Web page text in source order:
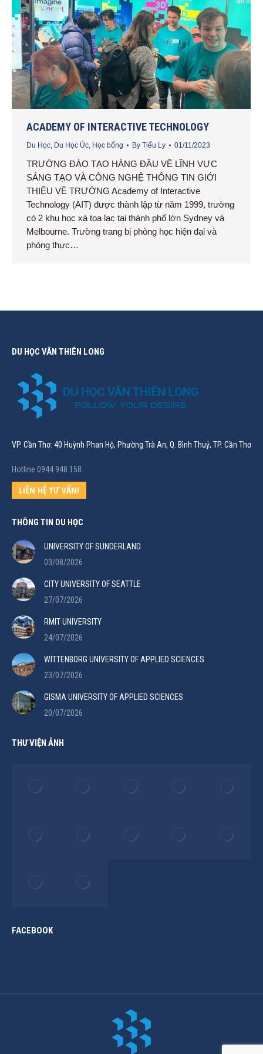
ACADEMY OF INTERACTIVE TECHNOLOGY
Du Học Du Học Úc Học bổng By Tiểu Ly 01/11/2023
TRƯỜNG ĐÀO TẠO HÀNG ĐẦU VỀ LĨNH VỰC
SÁNG TẠO VÀ CÔNG NGHỆ THÔNG TIN GIỚI
THIỆU VỀ TRƯỜNG Academy of Interactive
Technology (AIT) được thành lập từ năm 1999, trường
có 2 khu học xá tọa lạc tại thành phố lớn Sydney và
Melbourne. Trường trang bị phòng học hiện đại và
phòng thực…
DU HỌC VÂN THIÊN LONG
VP. Cần Thơ: 40 Huỳnh Phan Hộ, Phường Trà An, Q. Bình Thuỷ, TP. Cần Thơ
Hotline 0944 948 158
LIÊN HỆ TƯ VẤN!
THÔNG TIN DU HỌC
UNIVERSITY OF SUNDERLAND
03/08/2026
CITY UNIVERSITY OF SEATTLE
27/07/2026
RMIT UNIVERSITY
24/07/2026
WITTENBORG UNIVERSITY OF APPLIED SCIENCES
23/07/2026
GISMA UNIVERSITY OF APPLIED SCIENCES
20/07/2026
THƯ VIỆN ẢNH
FACEBOOK